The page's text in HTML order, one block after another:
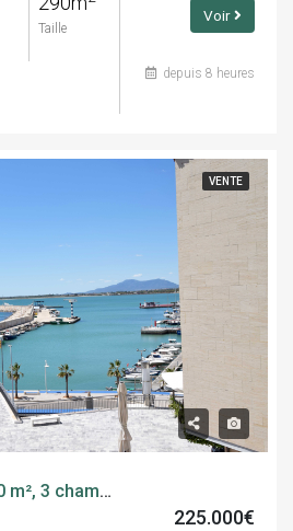
Taille
Voir
depuis 8 heures
VENTE
Appartement, 65.00 m², 3 chambres, calle vista alegre
225.000€